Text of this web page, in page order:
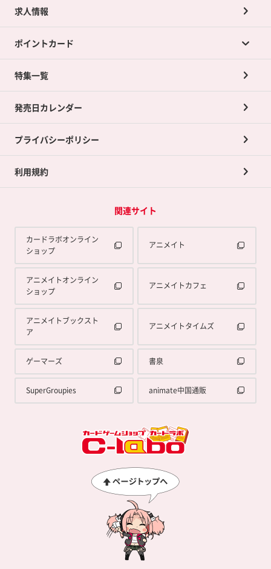
カードラボの買取サービスTOP
店舗買取について
ネット買取について
買取承諾書について
求人情報
ポイントカード
ポイントカードTOP
ポイント交換景品
特集一覧
発売日カレンダー
プライバシーポリシー
利用規約
関連サイト
カードラボオンライン
ショップ
アニメイト
アニメイトオンライン
ショップ
アニメイトカフェ
アニメイトブックスト
ア
アニメイトタイムズ
ゲーマーズ 書泉
SuperGroupies animate中国通販